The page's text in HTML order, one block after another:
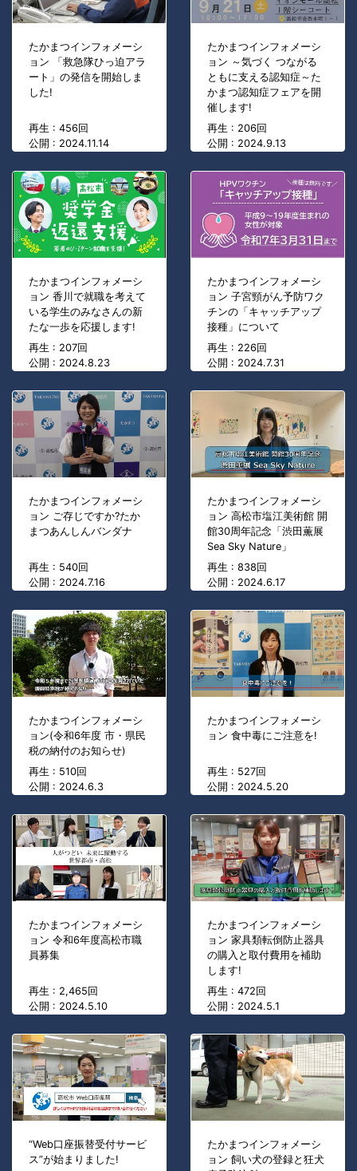
たかまつインフォメーシ
ョン 「救急隊ひっ迫アラ
ート」の発信を開始しま
した!
再生 : 456回
公開 : 2024.11.14
たかまつインフォメーシ
ョン ～気づく つながる
ともに支える認知症～た
かまつ認知症フェアを開
催します!
再生 : 206回
公開 : 2024.9.13
たかまつインフォメーシ
ョン 香川で就職を考えて
いる学生のみなさんの新
たな一歩を応援します!
再生 : 207回
公開 : 2024.8.23
たかまつインフォメーシ
ョン 子宮頸がん予防ワク
チンの「キャッチアップ
接種」について
再生 : 226回
公開 : 2024.7.31
たかまつインフォメーシ
ョン ご存じですか?たか
まつあんしんバンダナ
再生 : 540回
公開 : 2024.7.16
たかまつインフォメーシ
ョン 高松市塩江美術館 開
館30周年記念「渋田薫展
Sea Sky Nature」
再生 : 838回
公開 : 2024.6.17
たかまつインフォメーシ
ョン(令和6年度 市・県民
税の納付のお知らせ)
再生 : 510回
公開 : 2024.6.3
たかまつインフォメーシ
ョン 食中毒にご注意を!
再生 : 527回
公開 : 2024.5.20
たかまつインフォメーシ
ョン 令和6年度高松市職
員募集
再生 : 2,465回
公開 : 2024.5.10
たかまつインフォメーシ
ョン 家具類転倒防止器具
の購入と取付費用を補助
します!
再生 : 472回
公開 : 2024.5.1
“Web口座振替受付サービ
ス”が始まりました!
たかまつインフォメーシ
ョン 飼い犬の登録と狂犬